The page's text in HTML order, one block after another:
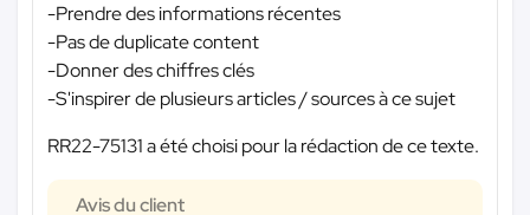
-Prendre des informations récentes
-Pas de duplicate content
-Donner des chiffres clés
-S'inspirer de plusieurs articles / sources à ce sujet
RR22-75131 a été choisi pour la rédaction de ce texte.
Avis du client